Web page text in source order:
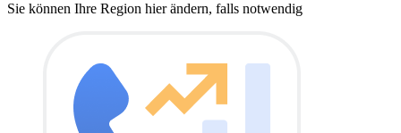
Sie können Ihre Region hier ändern, falls notwendig